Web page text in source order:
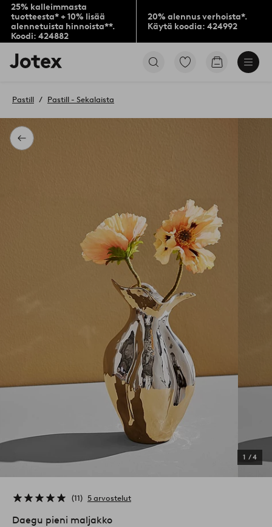
25% kalleimmasta
tuotteesta* + 10% lisää
alennetuista hinnoista**.
Koodi: 424882
20% alennus verhoista*.
Käytä koodia: 424992
Jotex-
logo
aloitussivulle
Siirry
Siirry
Takaisin
Pastill Pastill - Sekalaista
1 /4
11 5 arvostelut
Daegu pieni maljakko